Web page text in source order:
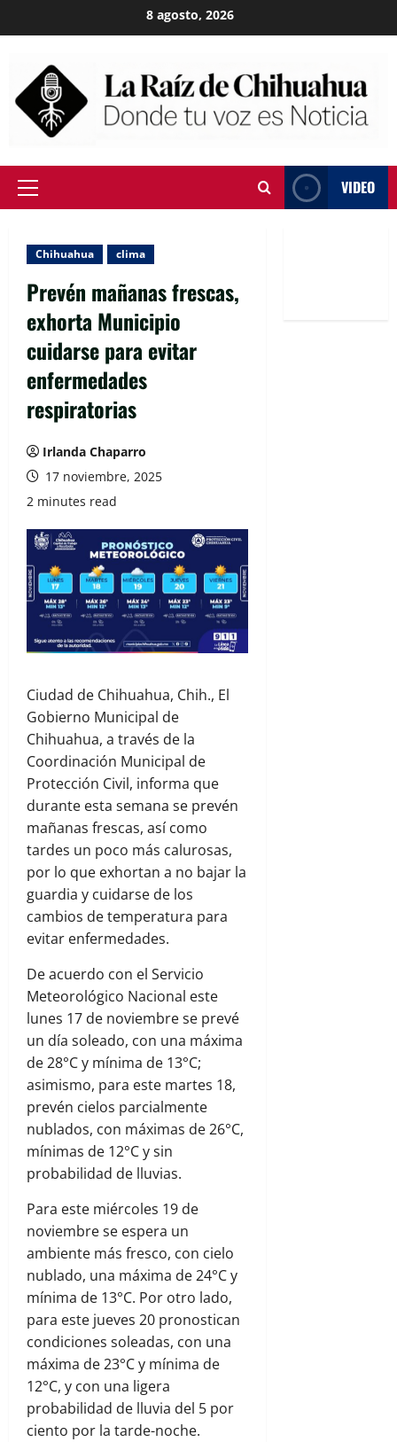
to
8 agosto, 2026
Primary
VIDEO
Chihuahua clima
Prevén mañanas frescas,
exhorta Municipio
cuidarse para evitar
enfermedades
respiratorias
Irlanda Chaparro
17 noviembre, 2025
2 minutes read
Ciudad de Chihuahua, Chih., El
Gobierno Municipal de
Chihuahua, a través de la
Coordinación Municipal de
Protección Civil, informa que
durante esta semana se prevén
mañanas frescas, así como
tardes un poco más calurosas,
por lo que exhortan a no bajar la
guardia y cuidarse de los
cambios de temperatura para
evitar enfermedades.
De acuerdo con el Servicio
Meteorológico Nacional este
lunes 17 de noviembre se prevé
un día soleado, con una máxima
de 28°C y mínima de 13°C;
asimismo, para este martes 18,
prevén cielos parcialmente
nublados, con máximas de 26°C,
mínimas de 12°C y sin
probabilidad de lluvias.
Para este miércoles 19 de
noviembre se espera un
ambiente más fresco, con cielo
nublado, una máxima de 24°C y
mínima de 13°C. Por otro lado,
para este jueves 20 pronostican
condiciones soleadas, con una
máxima de 23°C y mínima de
12°C, y con una ligera
probabilidad de lluvia del 5 por
ciento por la tarde-noche.